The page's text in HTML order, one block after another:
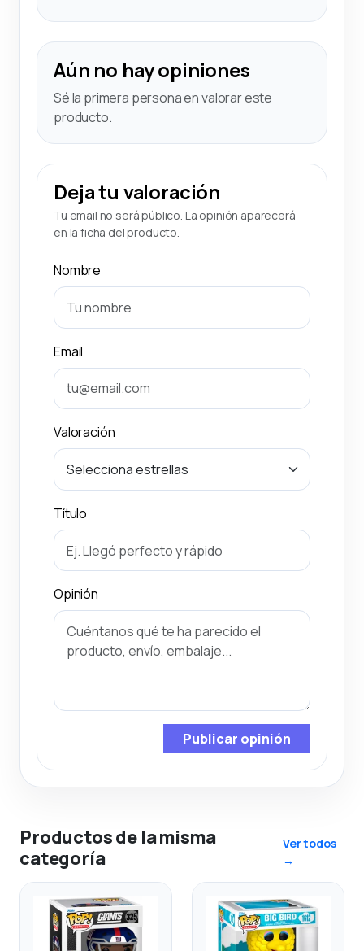
Aún no hay opiniones
Sé la primera persona en valorar este
producto.
Deja tu valoración
Tu email no será público. La opinión aparecerá
en la ficha del producto.
Nombre
Email
Valoración
Título
Opinión
Publicar opinión
Productos de la misma
categoría
Ver todos
→